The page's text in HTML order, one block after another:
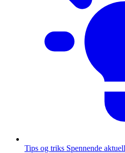
Tips og triks Spennende